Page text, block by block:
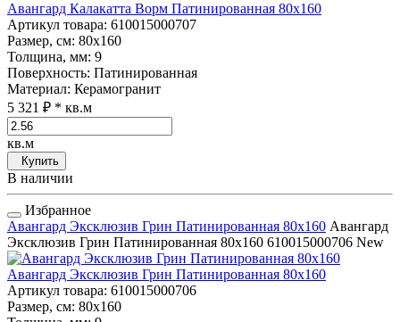
Авангард Калакатта Ворм Патинированная 80x160
Артикул товара: 610015000707
Размер, см: 80x160
Толщина, мм: 9
Поверхность: Патинированная
Материал: Керамогранит
5 321 ₽ * кв.м
кв.м
Купить
В наличии
Избранное
Авангард Эксклюзив Грин Патинированная 80x160 Авангард
Эксклюзив Грин Патинированная 80x160 610015000706 New
Авангард Эксклюзив Грин Патинированная 80x160
Артикул товара: 610015000706
Размер, см: 80x160